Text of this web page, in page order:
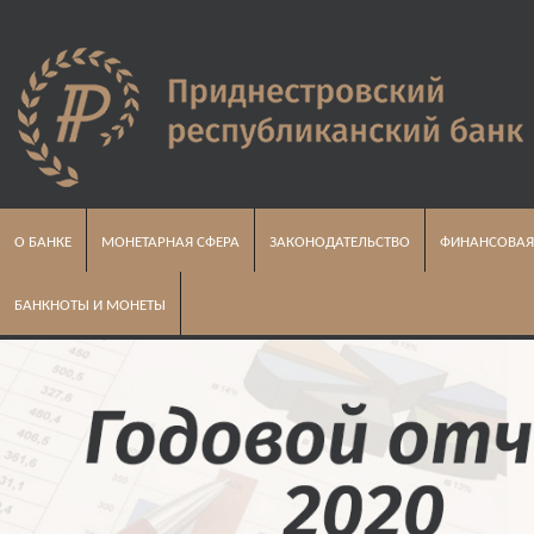
О БАНКЕ МОНЕТАРНАЯ СФЕРА ЗАКОНОДАТЕЛЬСТВО
БАНКНОТЫ И МОНЕТЫ